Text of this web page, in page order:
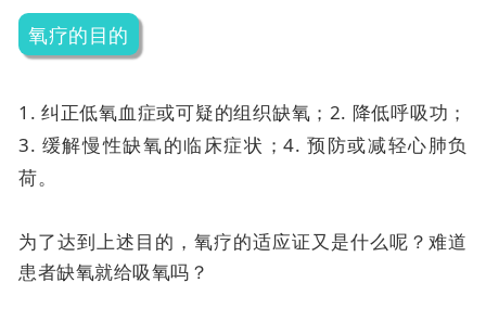
氧疗的目的
1. 纠正低氧血症或可疑的组织缺氧； 2. 降低呼吸功；
3. 缓解慢性缺氧的临床症状；4. 预防或减轻心肺负
荷。
为了达到上述目的，氧疗的适应证又是什么呢？难道
患者缺氧就给吸氧吗？